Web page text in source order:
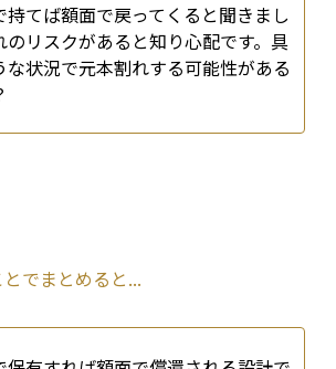
てば額面で戻ってくると聞きまし
のリスクがあると知り心配です。具
な状況で元本割れする可能性がある
でまとめると...